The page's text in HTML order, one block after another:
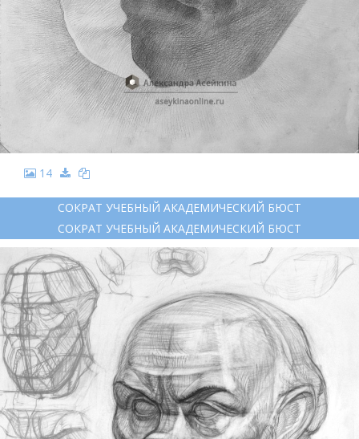
14
СОКРАТ УЧЕБНЫЙ АКАДЕМИЧЕСКИЙ БЮСТ
СОКРАТ УЧЕБНЫЙ АКАДЕМИЧЕСКИЙ БЮСТ